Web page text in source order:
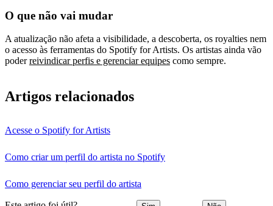
O que não vai mudar
A atualização não afeta a visibilidade, a descoberta, os royalties nem
o acesso às ferramentas do Spotify for Artists. Os artistas ainda vão
poderreivindicar perfis e gerenciar equipes como sempre.
Artigos relacionados
Acesse o Spotify for Artists
Como criar um perfil do artista no Spotify
Como gerenciar seu perfil do artista